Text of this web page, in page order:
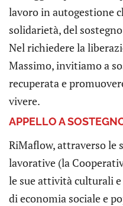
lavoro in autogestione
solidarietà, del
Nel richiedere la
Massimo, invitiamo a
recuperata e
vivere.
APPELLO A
RiMaflow, attraverso le
lavorative (la
le sue attività culturali
di economia sociale e